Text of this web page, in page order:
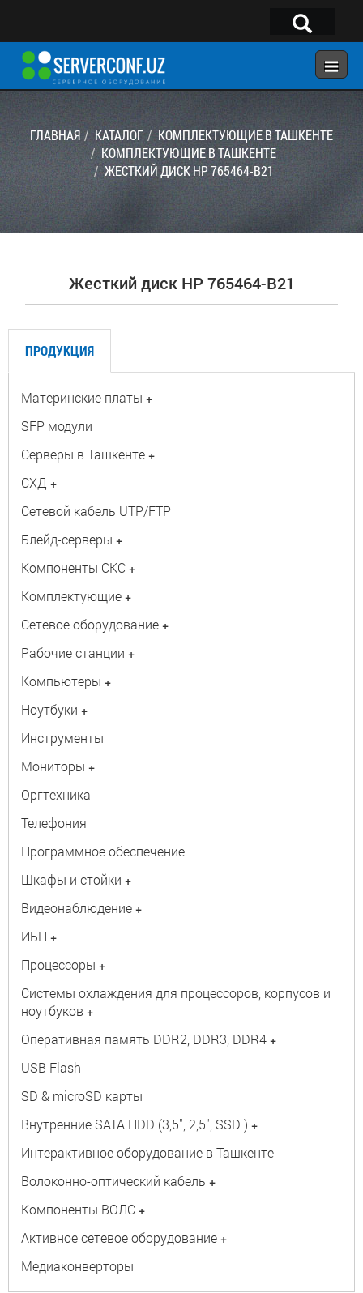
×
ГЛАВНАЯ
КОНФИГУРАТОР
КАТАЛОГ
УСЛУГИ
Telegram:@serverconf_uz
Тел: (90) 932-18-00
ГЛАВНАЯ КАТАЛОГ
КОМПЛЕКТУЮЩИЕ В ТАШКЕНТЕ
КОМПЛЕКТУЮЩИЕ В ТАШКЕНТЕ
ЖЕСТКИЙ ДИСК HP 765464-B21
Жесткий диск HP 765464-B21
ПРОДУКЦИЯ
Материнские платы +
SFP модули
Серверы в Ташкенте +
СХД +
Сетевой кабель UTP/FTP
Блейд-серверы +
Компоненты СКС +
Комплектующие +
Сетевое оборудование +
Рабочие станции +
Компьютеры +
Ноутбуки +
Инструменты
Мониторы +
Оргтехника
Телефония
Программное обеспечение
Шкафы и стойки +
Видеонаблюдение +
ИБП +
Процессоры +
Системы охлаждения для процессоров, корпусов и
ноутбуков +
Оперативная память DDR2, DDR3, DDR4 +
USB Flash
SD & microSD карты
Внутренние SATA HDD (3,5", 2,5", SSD ) +
Интерактивное оборудование в Ташкенте
Волоконно-оптический кабель +
Компоненты ВОЛС +
Активное сетевое оборудование +
Медиаконверторы